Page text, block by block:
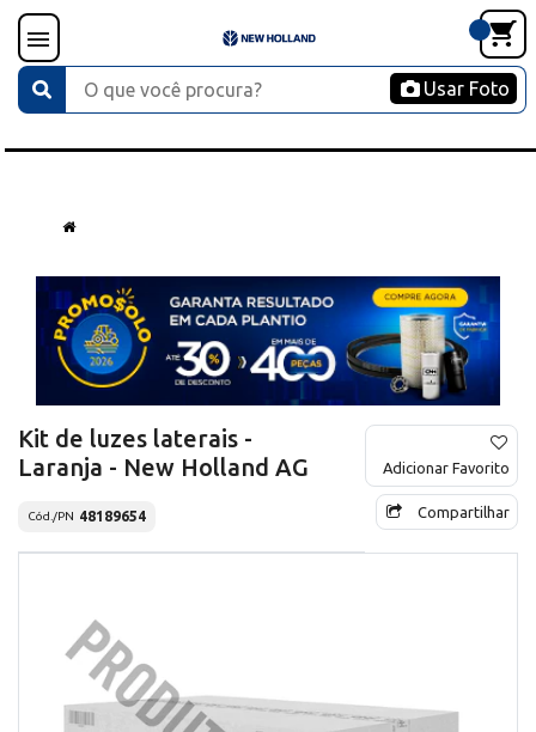
Usar Foto
Kit de luzes laterais -
Laranja - New Holland AG
Cód./PN 48189654
Adicionar Favorito
Compartilhar